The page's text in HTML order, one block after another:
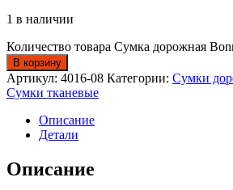
1 в наличии
Количество товара Сумка дорожная
В корзину
Артикул: 4016-08 Категории: Сумки
Сумки тканевые
Описание
Детали
Описание